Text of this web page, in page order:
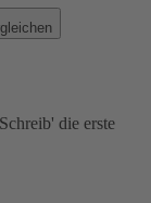
die erste